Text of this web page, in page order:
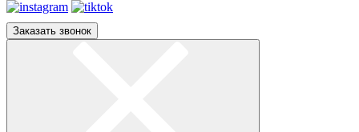
Заказать звонок